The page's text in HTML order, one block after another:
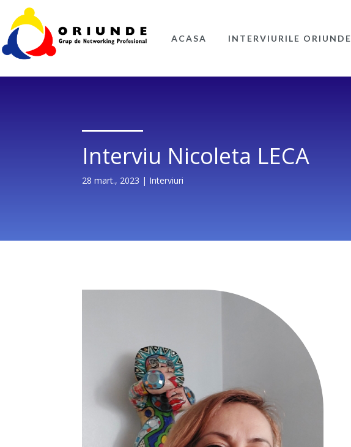
ACASA INTERVIURILE ORIUNDE
Interviu Nicoleta LECA
28 mart., 2023 | Interviuri